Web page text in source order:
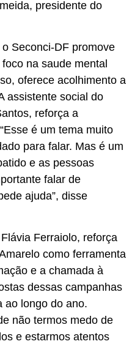
presidente do
Seconci-DF promove
na saude mental
oferece acolhimento a
assistente social do
reforça a
é um tema muito
para falar. Mas é um
e as pessoas
falar de
ajuda”, disse
Ferraiolo, reforça
como ferramenta
e a chamada à
dessas campanhas
ao longo do ano.
não termos medo de
e estarmos atentos